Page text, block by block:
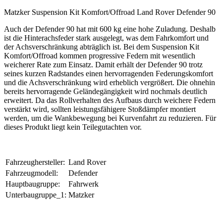
Matzker Suspension Kit Komfort/Offroad Land Rover Defender 90
Auch der Defender 90 hat mit 600 kg eine hohe Zuladung. Deshalb
ist die Hinterachsfeder stark ausgelegt, was dem Fahrkomfort und
der Achsverschränkung abträglich ist. Bei dem Suspension Kit
Komfort/Offroad kommen progressive Federn mit wesentlich
weicherer Rate zum Einsatz. Damit erhält der Defender 90 trotz
seines kurzen Radstandes einen hervorragenden Federungskomfort
und die Achsverschränkung wird erheblich vergrößert. Die ohnehin
bereits hervorragende Geländegängigkeit wird nochmals deutlich
erweitert. Da das Rollverhalten des Aufbaus durch weichere Federn
verstärkt wird, sollten leistungsfähigere Stoßdämpfer montiert
werden, um die Wankbewegung bei Kurvenfahrt zu reduzieren. Für
dieses Produkt liegt kein Teilegutachten vor.
Fahrzeughersteller: Land Rover
Fahrzeugmodell:
Defender
Hauptbaugruppe:
Fahrwerk
Unterbaugruppe_1: Matzker